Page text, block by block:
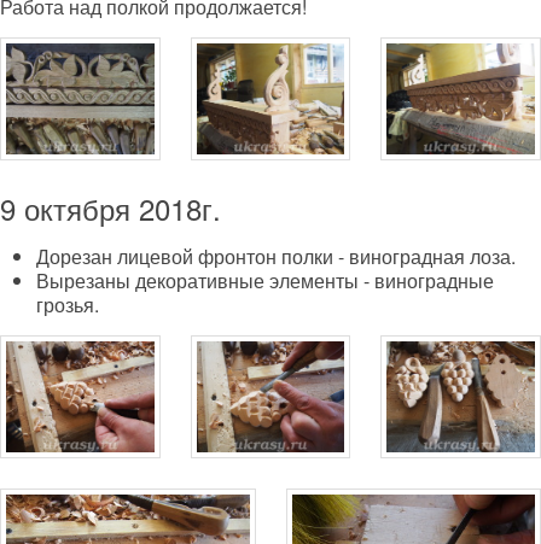
Работа над полкой продолжается!
9 октября 2018г.
Дорезан лицевой фронтон полки - виноградная лоза.
Вырезаны декоративные элементы - виноградные
грозья.